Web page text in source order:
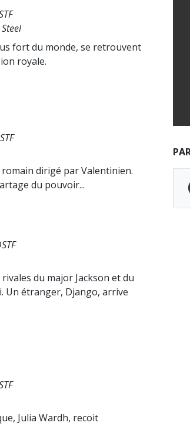
fort du monde, se retrouvent
royale.
dirigé par Valentinien.
du pouvoir...
du major Jackson et du
Un étranger, Django, arrive
Julia Wardh, recoit